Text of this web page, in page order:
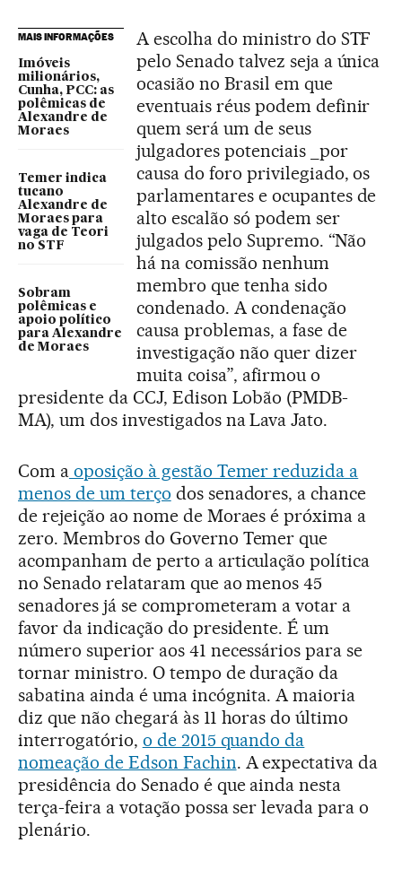
MAIS INFORMAÇÕES
Imóveis
milionários,
Cunha, PCC: as
polêmicas de
Alexandre de
Moraes
Temer indica
tucano
Alexandre de
Moraes para
vaga de Teori
no STF
Sobram
polêmicas e
apoio político
para Alexandre
de Moraes
A escolha do ministro do STF
pelo Senado talvez seja a única
ocasião no Brasil em que
eventuais réus podem definir
quem será um de seus
julgadores potenciais _por
causa do foro privilegiado, os
parlamentares e ocupantes de
alto escalão só podem ser
julgados pelo Supremo. “Não
há na comissão nenhum
membro que tenha sido
condenado. A condenação
causa problemas, a fase de
investigação não quer dizer
muita coisa”, afirmou o
presidente da CCJ, Edison Lobão (PMDB-
MA), um dos investigados na Lava Jato.
Com aoposição à gestão Temer reduzida a
menos de um terço dos senadores, a chance
de rejeição ao nome de Moraes é próxima a
zero. Membros do Governo Temer que
acompanham de perto a articulação política
no Senado relataram que ao menos 45
senadores já se comprometeram a votar a
favor da indicação do presidente. É um
número superior aos 41 necessários para se
tornar ministro. O tempo de duração da
sabatina ainda é uma incógnita. A maioria
diz que não chegará às 11 horas do último
interrogatório, o de 2015 quando da
nomeação de Edson Fachin. A expectativa da
presidência do Senado é que ainda nesta
terça-feira a votação possa ser levada para o
plenário.